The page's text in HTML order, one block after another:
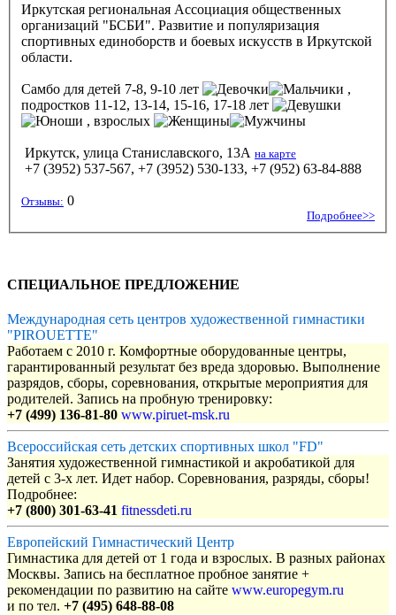
Иркутская региональная Ассоциация общественных
организаций "БСБИ". Развитие и популяризация
спортивных единоборств и боевых искусств в Иркутской
области.
Самбо для детей 7-8, 9-10 лет
,
подростков 11-12, 13-14, 15-16, 17-18 лет
, взрослых
Иркутск, улица Станиславского, 13А на карте
+7 (3952) 537-567, +7 (3952) 530-133, +7 (952) 63-84-888
Отзывы: 0
Подробнее>>
СПЕЦИАЛЬНОЕ ПРЕДЛОЖЕНИЕ
Международная сеть центров художественной гимнастики
"PIROUETTE"
Работаем с 2010 г. Комфортные оборудованные центры,
гарантированный результат без вреда здоровью. Выполнение
разрядов, сборы, соревнования, открытые мероприятия для
родителей. Запись на пробную тренировку:
+7 (499) 136-81-80 www.piruet-msk.ru
Всероссийская сеть детских спортивных школ "FD"
Занятия художественной гимнастикой и акробатикой для
детей с 3-х лет. Идет набор. Соревнования, разряды, сборы!
Подробнее:
+7 (800) 301-63-41 fitnessdeti.ru
Европейский Гимнастический Центр
Гимнастика для детей от 1 года и взрослых. В разных районах
Москвы. Запись на бесплатное пробное занятие +
рекомендации по развитию на сайте www.europegym.ru
и по тел. +7 (495) 648-88-08